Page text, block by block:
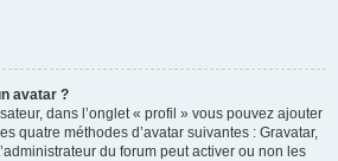
avatar ?
dans l’onglet « profil » vous pouvez ajouter
quatre méthodes d’avatar suivantes : Gravatar,
du forum peut activer ou non les